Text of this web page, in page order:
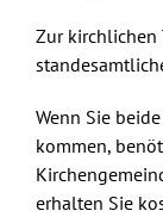
Zur kirchlichen
Wenn Sie
kommen,
erhalten Sie